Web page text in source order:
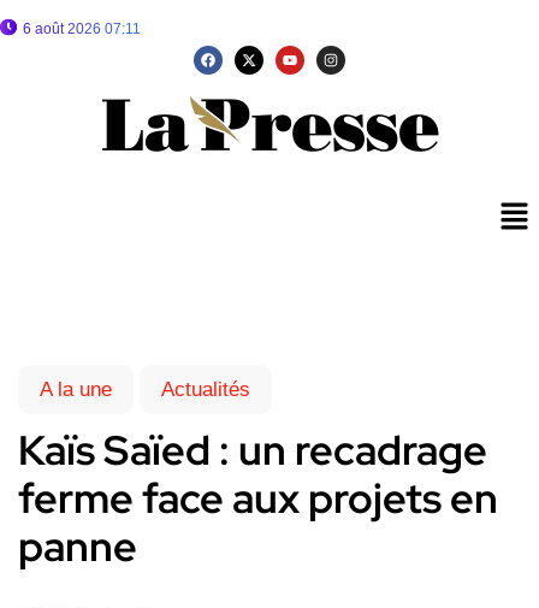
6 août 2026 07:11
A la une Actualités
Kaïs Saïed : un recadrage
ferme face aux projets en
panne